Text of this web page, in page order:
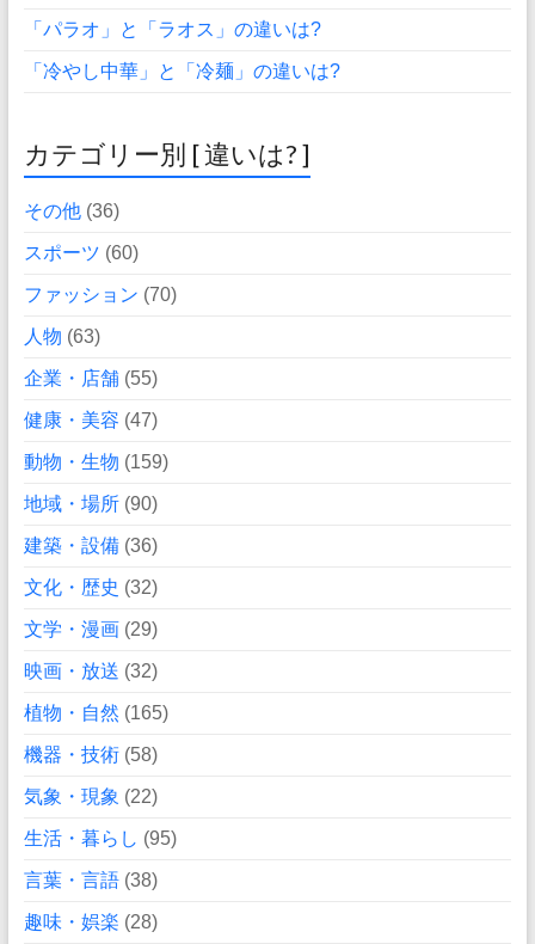
「パラオ」と「ラオス」の違いは?
「冷やし中華」と「冷麺」の違いは?
カテゴリー別 [ 違いは? ]
その他(36)
スポーツ (60)
ファッション (70)
人物 (63)
企業・店舗(55)
健康・美容 (47)
動物・生物 (159)
地域・場所(90)
建築・設備(36)
文化・歴史 (32)
文学・漫画(29)
映画・放送 (32)
植物・自然 (165)
機器・技術(58)
気象・現象 (22)
生活・暮らし (95)
言葉・言語(38)
趣味・娯楽 (28)